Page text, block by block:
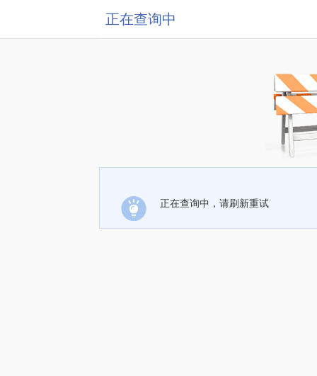
正在查询中
正在查询中，请刷新重试